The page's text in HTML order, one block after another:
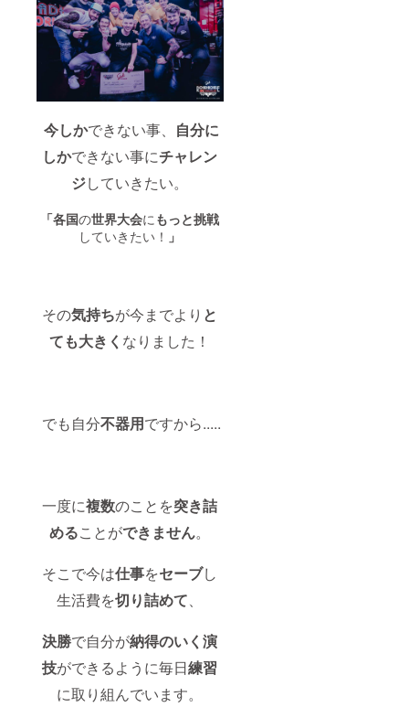
今しかできない事、 自分に
しかできない事にチャレン
ジしていきたい。
「各国の世界大会に もっと挑戦
していきたい！ 」
その気持ちが今までより と
ても大きく なりました！
でも自分不器用ですから.....
一度に複数のことを突き詰
めることができません。
そこで今は仕事をセーブし
生活費を切り詰めて、
決勝で自分が納得のいく演
技ができるように毎日練習
に取り組んでいます。